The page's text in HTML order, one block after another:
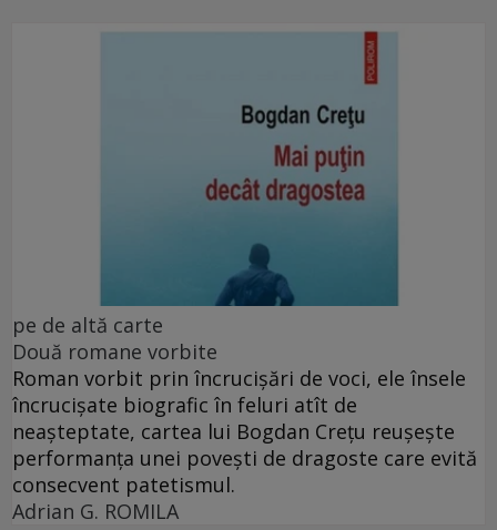
pe de altă carte
Două romane vorbite
Roman vorbit prin încrucișări de voci, ele însele
încrucișate biografic în feluri atît de
neașteptate, cartea lui Bogdan Crețu reușește
performanța unei povești de dragoste care evită
consecvent patetismul.
Adrian G. ROMILA